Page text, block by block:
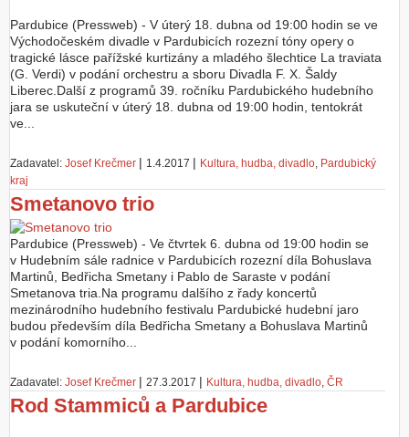
Pardubice (Pressweb) - V úterý 18. dubna od 19:00 hodin se ve
Východočeském divadle v Pardubicích rozezní tóny opery o
tragické lásce pařížské kurtizány a mladého šlechtice La traviata
(G. Verdi) v podání orchestru a sboru Divadla F. X. Šaldy
Liberec.Další z programů 39. ročníku Pardubického hudebního
jara se uskuteční v úterý 18. dubna od 19:00 hodin, tentokrát
ve...
Zadavatel: Josef Krečmer | 1.4.2017 | Kultura, hudba, divadlo, Pardubický
kraj
Smetanovo trio
Pardubice (Pressweb) - Ve čtvrtek 6. dubna od 19:00 hodin se
v Hudebním sále radnice v Pardubicích rozezní díla Bohuslava
Martinů, Bedřicha Smetany i Pablo de Saraste v podání
Smetanova tria.Na programu dalšího z řady koncertů
mezinárodního hudebního festivalu Pardubické hudební jaro
budou především díla Bedřicha Smetany a Bohuslava Martinů
v podání komorního...
Zadavatel: Josef Krečmer | 27.3.2017 | Kultura, hudba, divadlo, ČR
Rod Stammiců a Pardubice